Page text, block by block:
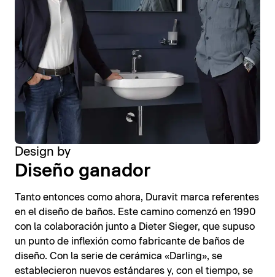
Design by
Diseño ganador
Tanto entonces como ahora, Duravit marca referentes
en el diseño de baños. Este camino comenzó en 1990
con la colaboración junto a Dieter Sieger, que supuso
un punto de inflexión como fabricante de baños de
diseño. Con la serie de cerámica «Darling», se
establecieron nuevos estándares y, con el tiempo, se